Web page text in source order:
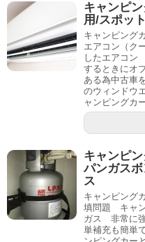
キャンピ
用/スポッ
キャンピング
エアコン（ク
したエアコン
するときにオ
ある為中古車
のウィンドウ
ャンピングカ
キャンピ
パンガス
ス
キャンピング
填問題 キャ
ガス 非常に
単補充も簡単